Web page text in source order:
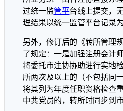
过统一监管平台线上提交，
理结果以统一监管平台记录为
另外，修订后的《转所管理
了规定：一是加强注册会计
将委托市注协协助进行实地
所两次及以上的（不包括同
将其列为年度任职资格检查
中共党员的，转所时同步到